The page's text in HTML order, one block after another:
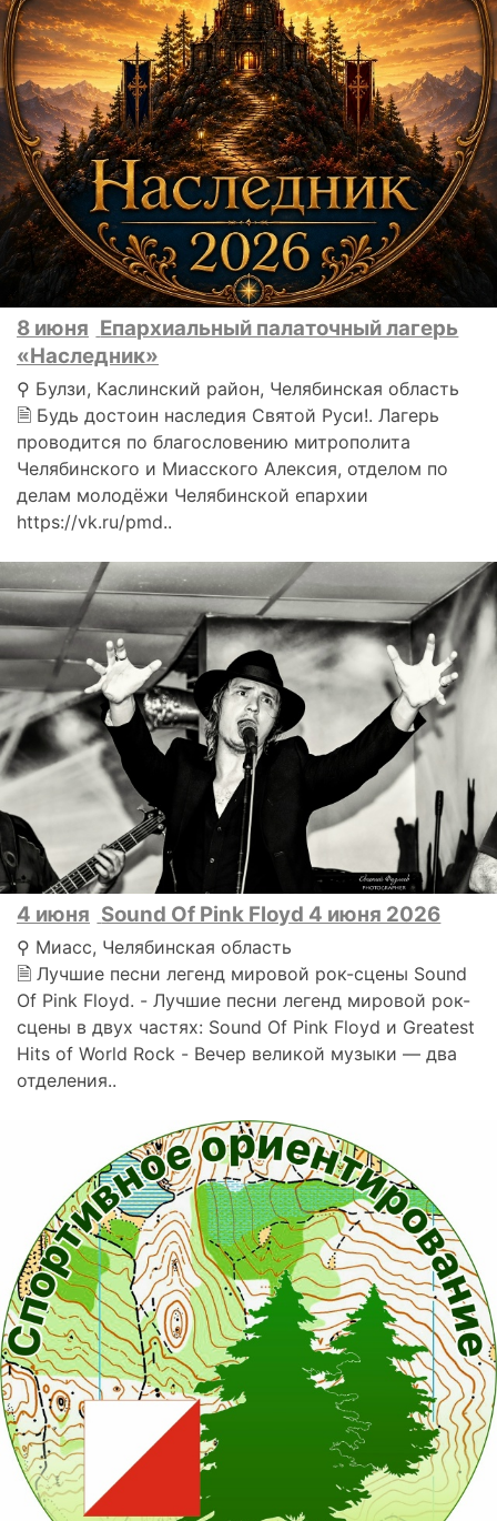
8 июня Епархиальный палаточный лагерь
«Наследник»
⚲ Булзи, Каслинский район, Челябинская область
🗎 Будь достоин наследия Святой Руси!. Лагерь
проводится по благословению митрополита
Челябинского и Миасского Алексия, отделом по
делам молодёжи Челябинской епархии
https://vk.ru/pmd..
4 июня Sound Of Pink Floyd 4 июня 2026
⚲ Миасс, Челябинская область
🗎 Лучшие песни легенд мировой рок-сцены Sound
Of Pink Floyd. - Лучшие песни легенд мировой рок-
сцены в двух частях: Sound Of Pink Floyd и Greatest
Hits of World Rock - Вечер великой музыки — два
отделения..